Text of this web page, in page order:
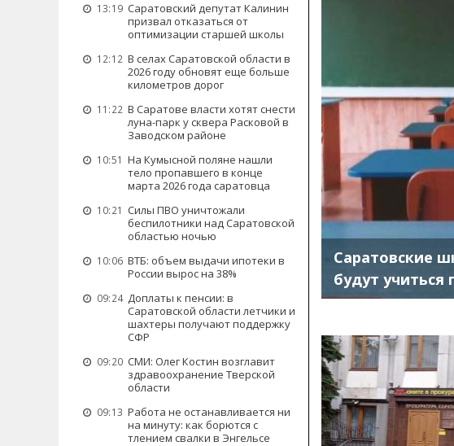
13:19 Саратовский депутат Калинин
призвал отказаться от
оптимизации старшей школы
12:12 В селах Саратовской области в
2026 году обновят еще больше
километров дорог
11:22 В Саратове власти хотят снести
луна-парк у сквера Расковой в
Заводском районе
10:51 На Кумысной поляне нашли
тело пропавшего в конце
марта 2026 года саратовца
10:21 Силы ПВО уничтожали
беспилотники над Саратовской
областью ночью
10:06 ВТБ: объем выдачи ипотеки в
России вырос на 38%
09:24 Доплаты к пенсии: в
Саратовской области летчики и
шахтеры получают поддержку
СФР
09:20 СМИ: Олег Костин возглавит
здравоохранение Тверской
области
09:13 Работа не останавливается ни
на минуту: как борются с
тлением свалки в Энгельсе
Саратовские
будут